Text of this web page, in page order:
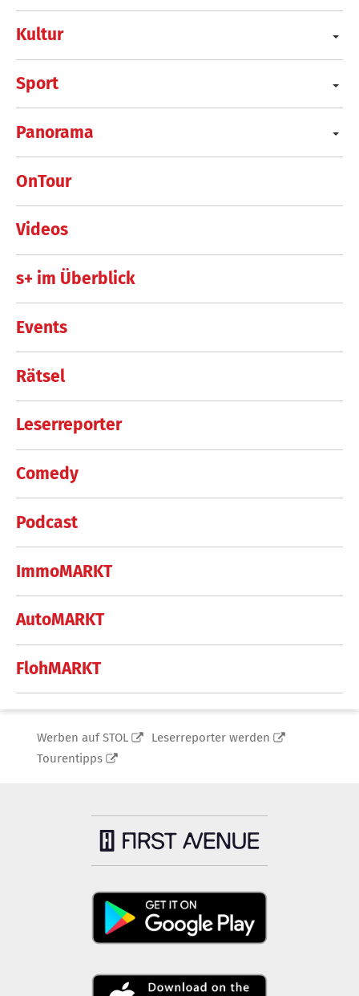
Kultur
Sport
Panorama
OnTour
Videos
s+ im Überblick
Events
Rätsel
Leserreporter
Comedy
Podcast
ImmoMARKT
AutoMARKT
FlohMARKT
Werben auf STOL
Leserreporter werden
Tourentipps